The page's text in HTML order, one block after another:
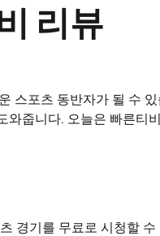
리뷰
스포츠 동반자가 될 수
줍니다. 오늘은 빠른티
경기를 무료로 시청할